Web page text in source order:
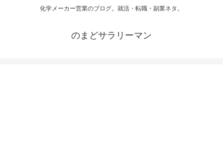
化学メーカー営業のブログ。就活・転職・副業ネタ。
のまどサラリーマン